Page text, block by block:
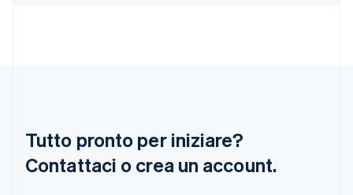
Tutto pronto per iniziare?
Contattaci o crea un account.
Irlanda
Lituania
English
Lussemburgo